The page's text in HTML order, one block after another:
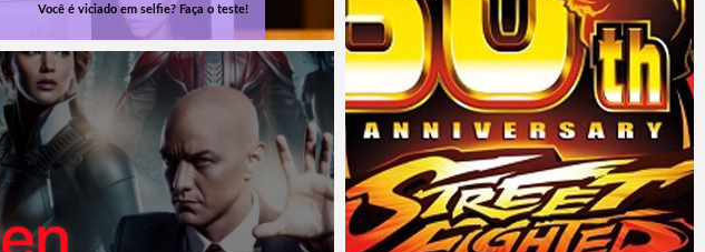
Você é viciado em selfie? Faça o teste!